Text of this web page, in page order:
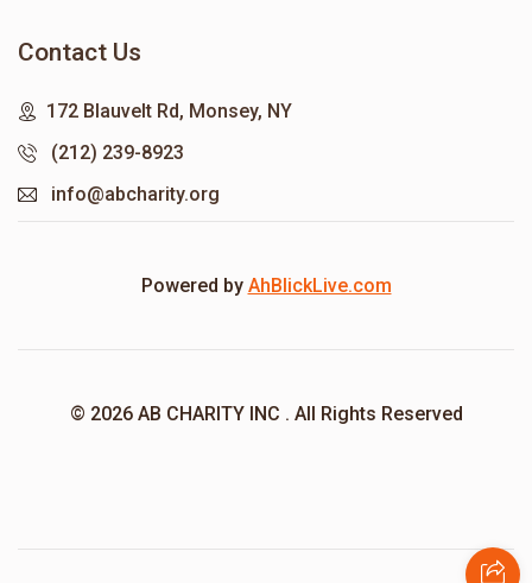
Contact Us
172 Blauvelt Rd, Monsey, NY
(212) 239-8923
info@abcharity.org
Powered by AhBlickLive.com
© 2026 AB CHARITY INC . All Rights Reserved